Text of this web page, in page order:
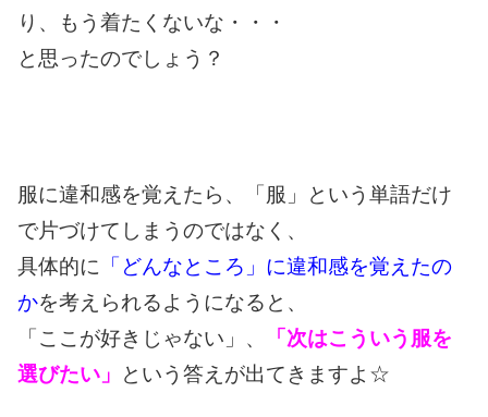
り、もう着たくないな・・・
と思ったのでしょう？
服に違和感を覚えたら、「服」という単語だけ
で片づけてしまうのではなく、
具体的に 「どんなところ」に違和感を覚えたの
かを考えられるようになると、
「ここが好きじゃない」、
「次はこういう服を
選びたい」
という答えが出てきますよ☆